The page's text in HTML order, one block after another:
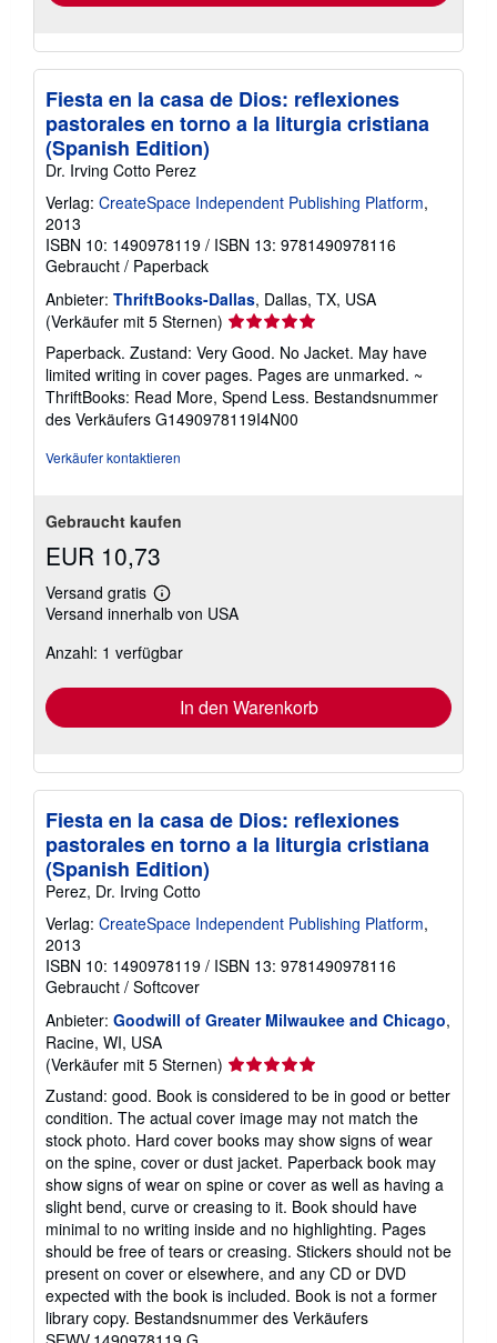
Fiesta en la casa de Dios: reflexiones
pastorales en torno a la liturgia cristiana
(Spanish Edition)
Dr. Irving Cotto Perez
Verlag: CreateSpace Independent Publishing Platform,
2013
ISBN 10: 1490978119 / ISBN 13: 9781490978116
Gebraucht / Paperback
Anbieter: ThriftBooks-Dallas, Dallas, TX, USA
(Verkäufer mit 5 Sternen) Verkäuferbewertung
5
von
5
Sternen
Paperback. Zustand: Very Good. No Jacket. May have
limited writing in cover pages. Pages are unmarked. ~
ThriftBooks: Read More, Spend Less. Bestandsnummer
des Verkäufers G1490978119I4N00
Verkäufer kontaktieren
Gebraucht kaufen
EUR 10,73
Versand gratis
Weitere
Informationen
Versandkosten
Versand innerhalb von USA
Anzahl: 1 verfügbar
In den Warenkorb
Fiesta en la casa de Dios: reflexiones
pastorales en torno a la liturgia cristiana
(Spanish Edition)
Perez, Dr. Irving Cotto
Verlag: CreateSpace Independent Publishing Platform,
2013
ISBN 10: 1490978119 / ISBN 13: 9781490978116
Gebraucht / Softcover
Anbieter: Goodwill of Greater Milwaukee and Chicago,
Racine, WI, USA
(Verkäufer mit 5 Sternen) Verkäuferbewertung
von
5
Sternen
Zustand: good. Book is considered to be in good or better
condition. The actual cover image may not match the
stock photo. Hard cover books may show signs of wear
on the spine, cover or dust jacket. Paperback book may
show signs of wear on spine or cover as well as having a
slight bend, curve or creasing to it. Book should have
minimal to no writing inside and no highlighting. Pages
should be free of tears or creasing. Stickers should not be
present on cover or elsewhere, and any CD or DVD
expected with the book is included. Book is not a former
library copy. Bestandsnummer des Verkäufers